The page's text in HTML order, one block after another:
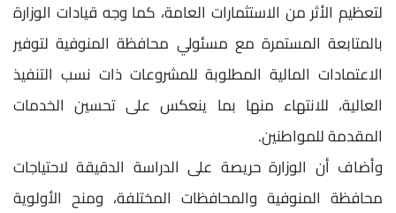
لتعظيم الأثر من الاستثمارات العامة، كما وجه قيادات الوزارة
بالمتابعة المستمرة مع مسئولي محافظة المنوفية لتوفير
الاعتمادات المالية المطلوبة للمشروعات ذات نسب التنفيذ
العالية، للانتهاء منها بما ينعكس على تحسين الخدمات
المقدمة للمواطنين.
وأضاف أن الوزارة حريصة على الدراسة الدقيقة لاحتياجات
محافظة المنوفية والمحافظات المختلفة، ومنح الأولوية